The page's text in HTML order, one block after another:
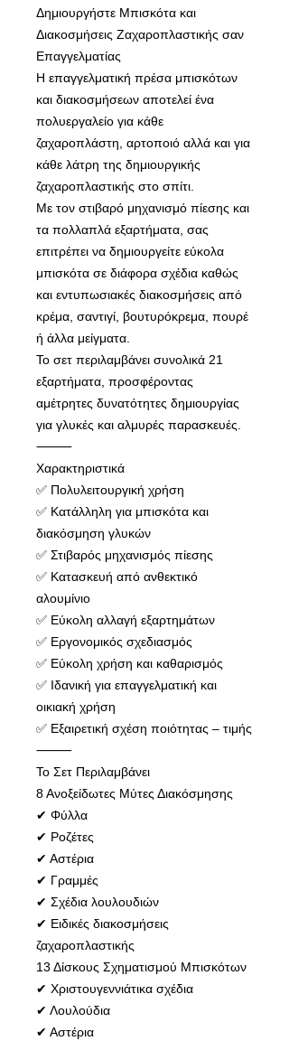
Δημιουργήστε Μπισκότα και
Διακοσμήσεις Ζαχαροπλαστικής σαν
Επαγγελματίας
Η επαγγελματική πρέσα μπισκότων
και διακοσμήσεων αποτελεί ένα
πολυεργαλείο για κάθε
ζαχαροπλάστη, αρτοποιό αλλά και για
κάθε λάτρη της δημιουργικής
ζαχαροπλαστικής στο σπίτι.
Με τον στιβαρό μηχανισμό πίεσης και
τα πολλαπλά εξαρτήματα, σας
επιτρέπει να δημιουργείτε εύκολα
μπισκότα σε διάφορα σχέδια καθώς
και εντυπωσιακές διακοσμήσεις από
κρέμα, σαντιγί, βουτυρόκρεμα, πουρέ
ή άλλα μείγματα.
Το σετ περιλαμβάνει συνολικά 21
εξαρτήματα, προσφέροντας
αμέτρητες δυνατότητες δημιουργίας
για γλυκές και αλμυρές παρασκευές.
⸻
Χαρακτηριστικά
✅ Πολυλειτουργική χρήση
✅ Κατάλληλη για μπισκότα και
διακόσμηση γλυκών
✅ Στιβαρός μηχανισμός πίεσης
✅ Κατασκευή από ανθεκτικό
αλουμίνιο
✅ Εύκολη αλλαγή εξαρτημάτων
✅ Εργονομικός σχεδιασμός
✅ Εύκολη χρήση και καθαρισμός
✅ Ιδανική για επαγγελματική και
οικιακή χρήση
✅ Εξαιρετική σχέση ποιότητας – τιμής
⸻
Το Σετ Περιλαμβάνει
8 Ανοξείδωτες Μύτες Διακόσμησης
✔ Φύλλα
✔ Ροζέτες
✔ Αστέρια
✔ Γραμμές
✔ Σχέδια λουλουδιών
✔ Ειδικές διακοσμήσεις
ζαχαροπλαστικής
13 Δίσκους Σχηματισμού Μπισκότων
✔ Χριστουγεννιάτικα σχέδια
✔ Λουλούδια
✔ Αστέρια